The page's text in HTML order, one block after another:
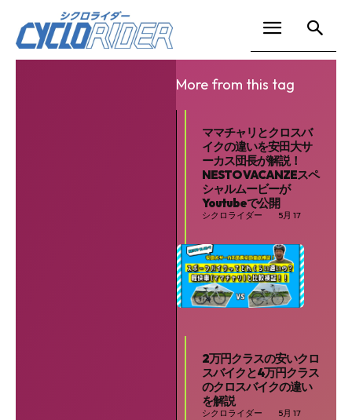
More from this tag
ママチャリとクロスバ
イクの違いを安田大サ
ーカス団長が解説！
NESTO VACANZEスペ
シャルムービーが
Youtubeで公開
シクロライダー 5月 17
2万円クラスの安いクロ
スバイクと4万円クラス
のクロスバイクの違い
を解説
シクロライダー 5月 17